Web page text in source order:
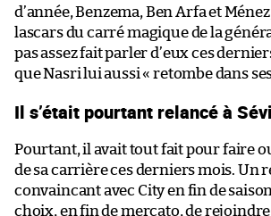
d’année, Benzema, Ben Arfa et
lascars du carré magique de la
pas assez fait parler d’eux ces
que Nasri lui aussi « retombe dans
Il s’était pourtant relancé à
Pourtant, il avait tout fait pour faire
de sa carrière ces derniers mois. Un
convaincant avec City en fin de
choix, en fin de mercato, de rejoindre